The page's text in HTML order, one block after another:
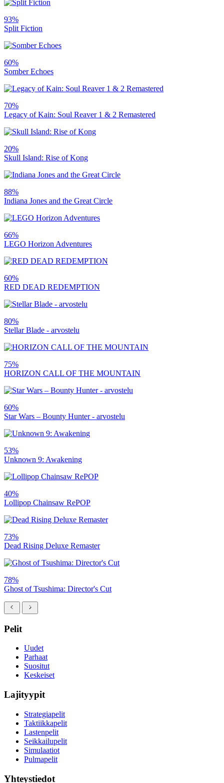
93%
Split Fiction
60%
Somber Echoes
70%
Legacy of Kain: Soul Reaver 1 & 2 Remastered
20%
Skull Island: Rise of Kong
88%
Indiana Jones and the Great Circle
66%
LEGO Horizon Adventures
60%
RED DEAD REDEMPTION
80%
Stellar Blade - arvostelu
75%
HORIZON CALL OF THE MOUNTAIN
60%
Star Wars – Bounty Hunter - arvostelu
53%
Unknown 9: Awakening
40%
Lollipop Chainsaw RePOP
73%
Dead Rising Deluxe Remaster
78%
Ghost of Tsushima: Director's Cut
Pelit
Uudet
Parhaat
Suositut
Keskeiset
Lajityypit
Strategiapelit
Taktiikkapelit
Lastenpelit
Seikkailupelit
Simulaatiot
Pulmapelit
Yhteystiedot